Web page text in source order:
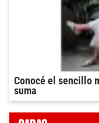
Conocé el sencillo
suma